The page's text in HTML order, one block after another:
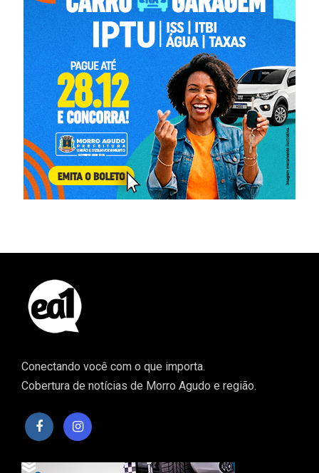
Conectando você com o que importa.
Cobertura de notícias de Morro Agudo e região.